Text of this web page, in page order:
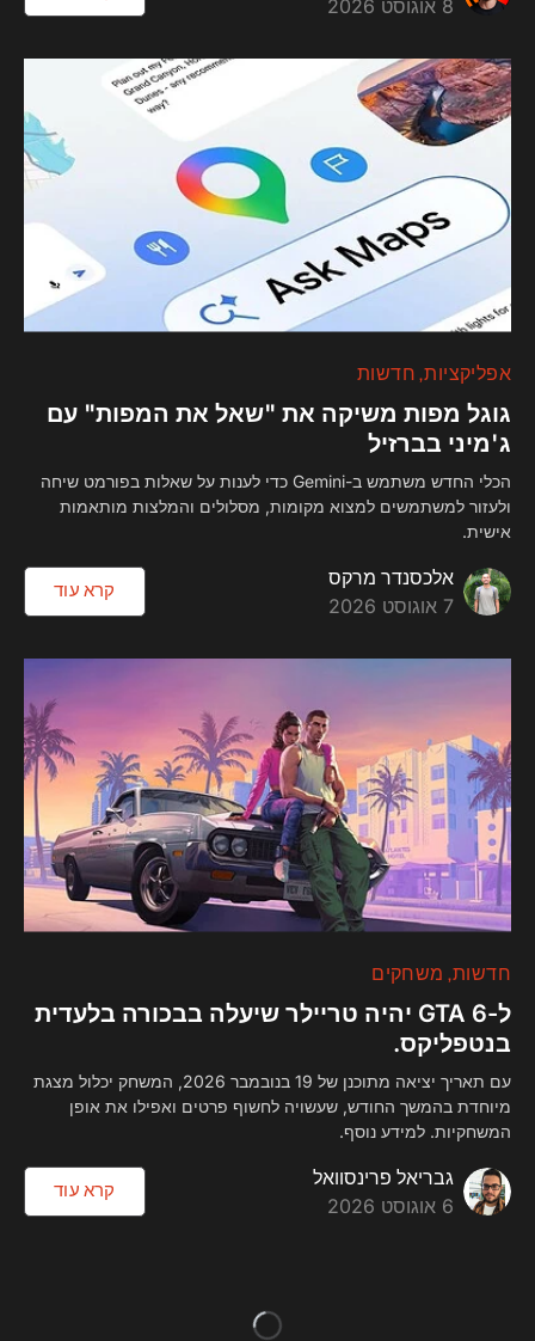
8 אוגוסט 2026
אפליקציות חדשות
גוגל מפות משיקה את "שאל את המפות" עם
ג'מיני בברזיל
הכלי החדש משתמש ב-Gemini כדי לענות על שאלות בפורמט שיחה
ולעזור למשתמשים למצוא מקומות, מסלולים והמלצות מותאמות
אישית.
אלכסנדר מרקס
7 אוגוסט 2026
קרא עוד
חדשות משחקים
ל-GTA 6 יהיה טריילר שיעלה בבכורה בלעדית
בנטפליקס.
עם תאריך יציאה מתוכנן של 19 בנובמבר 2026, המשחק יכלול מצגת
מיוחדת בהמשך החודש, שעשויה לחשוף פרטים ואפילו את אופן
המשחקיות. למידע נוסף.
גבריאל פרינסוואל
6 אוגוסט 2026
קרא עוד